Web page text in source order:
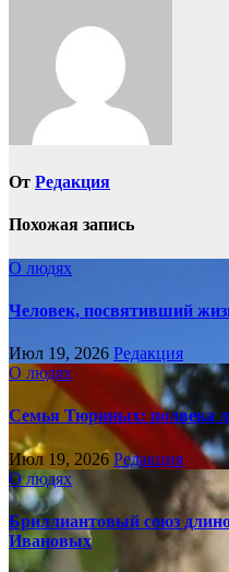
От Редакция
Похожая запись
О людях
Человек, посвятивший
Июл 19, 2026 Редакция
О людях
Семья Тюриных: полвека
Июл 19, 2026 Редакция
О людях
Бриллиантовый союз
Ивановых